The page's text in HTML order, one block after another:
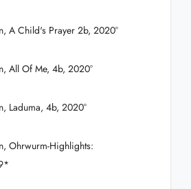
A Child's Prayer 2b, 2020°
All Of Me, 4b, 2020°
Laduma, 4b, 2020°
Ohrwurm-Highlights: